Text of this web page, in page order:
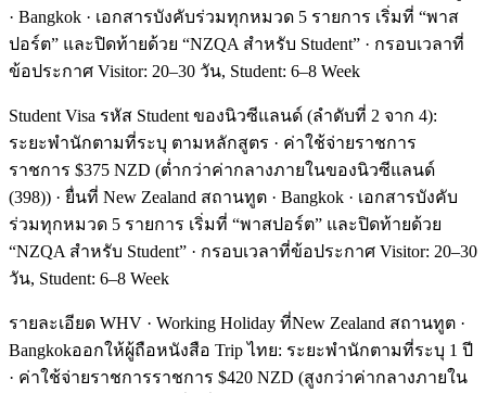
· Bangkok · เอกสารบังคับร่วมทุกหมวด 5 รายการ เริ่มที่ “พาส
ปอร์ต” และปิดท้ายด้วย “NZQA สำหรับ Student” · กรอบเวลาที่
ข้อประกาศ Visitor: 20–30 วัน, Student: 6–8 Week
Student Visa รหัส Student ของนิวซีแลนด์ (ลำดับที่ 2 จาก 4):
ระยะพำนักตามที่ระบุ ตามหลักสูตร · ค่าใช้จ่ายราชการ
ราชการ $375 NZD (ต่ำกว่าค่ากลางภายในของนิวซีแลนด์
(398)) · ยื่นที่ New Zealand สถานทูต · Bangkok · เอกสารบังคับ
ร่วมทุกหมวด 5 รายการ เริ่มที่ “พาสปอร์ต” และปิดท้ายด้วย
“NZQA สำหรับ Student” · กรอบเวลาที่ข้อประกาศ Visitor: 20–30
วัน, Student: 6–8 Week
รายละเอียด WHV · Working Holiday ที่New Zealand สถานทูต ·
Bangkokออกให้ผู้ถือหนังสือ Trip ไทย: ระยะพำนักตามที่ระบุ 1 ปี
· ค่าใช้จ่ายราชการราชการ $420 NZD (สูงกว่าค่ากลางภายใน